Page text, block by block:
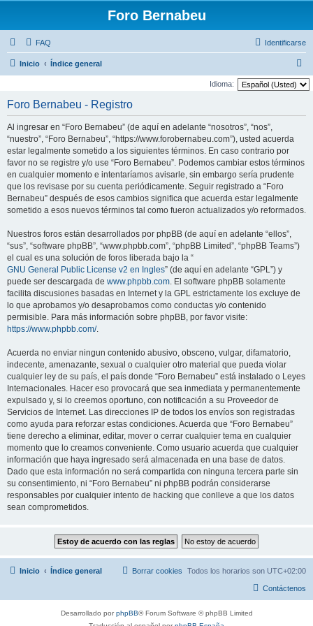
Foro Bernabeu
FAQ Identificarse
Inicio Índice general
u
Idioma:
Foro Bernabeu - Registro
Al ingresar en “Foro Bernabeu” (de aquí en adelante “nosotros”, “nos”,
“nuestro”, “Foro Bernabeu”, “https://www.forobernabeu.com”), usted acuerda
estar legalmente sometido a los siguientes términos. En caso contrario por
favor no se registre y/o use “Foro Bernabeu”. Podemos cambiar estos términos
en cualquier momento e intentaríamos avisarle, sin embargo sería prudente
que los revisase por su cuenta periódicamente. Seguir registrado a “Foro
Bernabeu” después de esos cambios significa que acuerda estar legalmente
sometido a esos nuevos términos tal como fueron actualizados y/o reformados.
Nuestros foros están desarrollados por phpBB (de aquí en adelante “ellos”,
“sus”, “software phpBB”, “www.phpbb.com”, “phpBB Limited”, “phpBB Teams”)
el cual es una solución de foros liberada bajo la “
GNU General Public License v2 en Ingles” (de aquí en adelante “GPL”) y
puede ser descargada de www.phpbb.com. El software phpBB solamente
facilita discusiones basadas en Internet y la GPL estrictamente los excluye de
lo que aprobamos y/o desaprobamos como conductas y/o contenido
permisible. Para más información sobre phpBB, por favor visite:
https://www.phpbb.com/.
Acuerda no enviar ningun contenido abusivo, obsceno, vulgar, difamatorio,
indecente, amenazante, sexual o cualquier otro material que pueda violar
cualquier ley de su país, el país donde “Foro Bernabeu” está instalado o Leyes
Internacionales. Hacer eso provocará que sea inmediata y permanentemente
expulsado y, si lo creemos oportuno, con notificación a su Proveedor de
Servicios de Internet. Las direcciones IP de todos los envíos son registradas
como ayuda para reforzar estas condiciones. Acuerda que “Foro Bernabeu”
tiene derecho a eliminar, editar, mover o cerrar cualquier tema en cualquier
momento que lo creamos conveniente. Como usuario acuerda que cualquier
información que haya ingresado será almacenada en una base de datos.
Dado que esta información no será compartida con ninguna tercera parte sin
su consentimiento, ni “Foro Bernabeu” ni phpBB podrán considerarse
responsables por cualquier intento de hacking que conlleve a que los datos
sean comprometidos.
Inicio Índice general Todos los horarios son UTC+02:00
Borrar cookies
Contáctenos
Desarrollado porphpBB® Forum Software © phpBB Limited